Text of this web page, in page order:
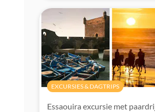
EXCURSIES & DAGTRIPS
Essaouira excursie met